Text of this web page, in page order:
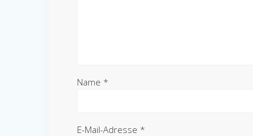
Name *
E-Mail-Adresse *